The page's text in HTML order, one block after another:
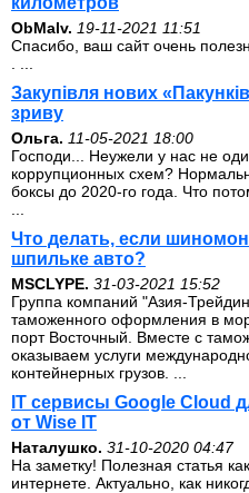
ОbMalv. 19-11-2021 11:51
Спасибо, ваш сайт очень
Закупівля нових
зриву
Ольга. 11-05-2021 18:00
Господи... Неужели у нас не
коррупционных схем?
боксы до 2020-го года. Что
Что делать, если
шпильке авто?
MSCLYPE. 31-03-2021 15:52
Группа компаний "Азия-
таможенного оформления в
порт Восточный. Вместе с
оказываем услуги
контейнерных грузов. ...
IT сервисы Google Cloud
от Wise IT
Наталушко. 31-10-2020 04:47
На заметку! Полезная статья
интернете. Актуально, как